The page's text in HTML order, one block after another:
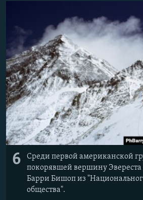
6
Среди первой американской
покорявшей вершину Эвереста
Барри Бишоп из
общества".